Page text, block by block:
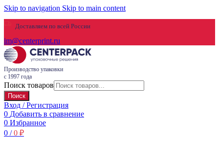
Skip to navigation Skip to main content
Доставляем по всей России
im@centerprint.ru
Производство упаковки
с 1997 года
Поиск товаров
Поиск
Вход / Регистрация
0 Добавить в сравнение
0 Избранное
0 / 0 ₽